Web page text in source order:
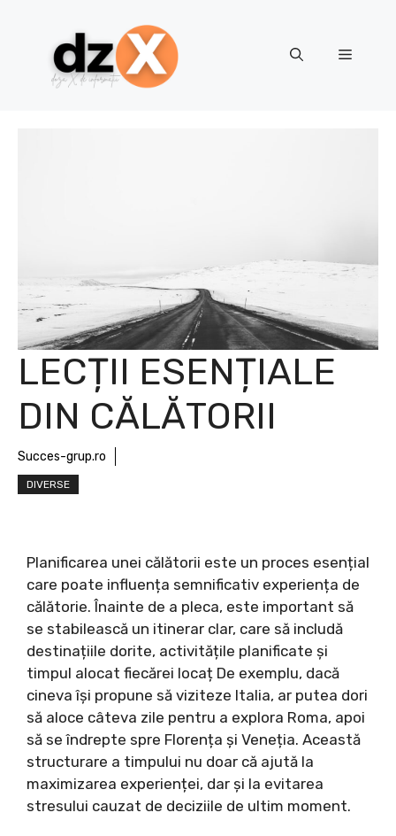
content
Menu
LECȚII ESENȚIALE
DIN CĂLĂTORII
Succes-grup.ro
DIVERSE
Planificarea unei călătorii este un proces esențial
care poate influența semnificativ experiența de
călătorie. Înainte de a pleca, este important să
se stabilească un itinerar clar, care să includă
destinațiile dorite, activitățile planificate și
timpul alocat fiecărei locaț De exemplu, dacă
cineva își propune să viziteze Italia, ar putea dori
să aloce câteva zile pentru a explora Roma, apoi
să se îndrepte spre Florența și Veneția. Această
structurare a timpului nu doar că ajută la
maximizarea experienței, dar și la evitarea
stresului cauzat de deciziile de ultim moment.